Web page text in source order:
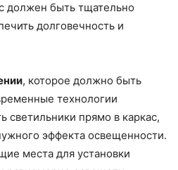
должен быть тщательно
долговечность и
, которое должно быть
технологии
светильники прямо в каркас,
эффекта освещенности.
места для установки